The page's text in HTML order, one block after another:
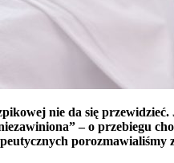
nie da się przewidzieć.
– o przebiegu
porozmawialiśmy